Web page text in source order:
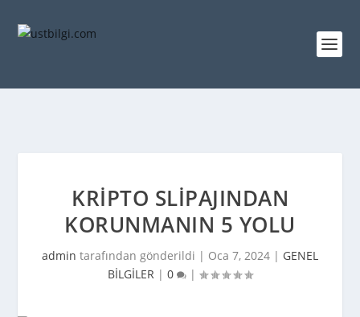
KRIPTO SLIPAJINDAN
KORUNMANIN 5 YOLU
admin tarafından gönderildi | Oca 7, 2024 | GENEL
BİLGİLER | 0 |